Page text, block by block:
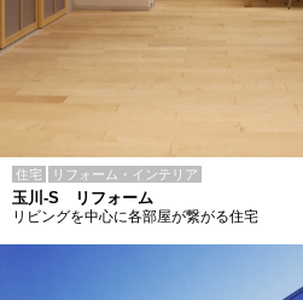
住宅 リフォーム・インテリア
玉川-S リフォーム
リビングを中心に各部屋が繋がる住宅